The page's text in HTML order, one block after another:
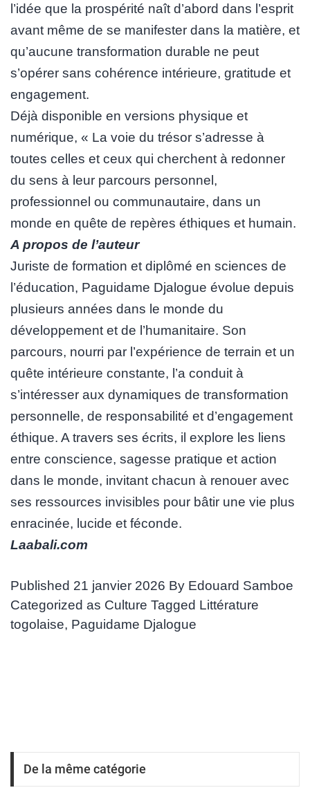
l’idée que la prospérité naît d’abord dans l’esprit
avant même de se manifester dans la matière, et
qu’aucune transformation durable ne peut
s’opérer sans cohérence intérieure, gratitude et
engagement.
Déjà disponible en versions physique et
numérique, « La voie du trésor s’adresse à
toutes celles et ceux qui cherchent à redonner
du sens à leur parcours personnel,
professionnel ou communautaire, dans un
monde en quête de repères éthiques et humain.
A propos de l’auteur
Juriste de formation et diplômé en sciences de
l’éducation, Paguidame Djalogue évolue depuis
plusieurs années dans le monde du
développement et de l’humanitaire. Son
parcours, nourri par l’expérience de terrain et un
quête intérieure constante, l’a conduit à
s’intéresser aux dynamiques de transformation
personnelle, de responsabilité et d’engagement
éthique. A travers ses écrits, il explore les liens
entre conscience, sagesse pratique et action
dans le monde, invitant chacun à renouer avec
ses ressources invisibles pour bâtir une vie plus
enracinée, lucide et féconde.
Laabali.com
Published 21 janvier 2026 By Edouard Samboe
Categorized as Culture Tagged Littérature
togolaise, Paguidame Djalogue
De la même catégorie